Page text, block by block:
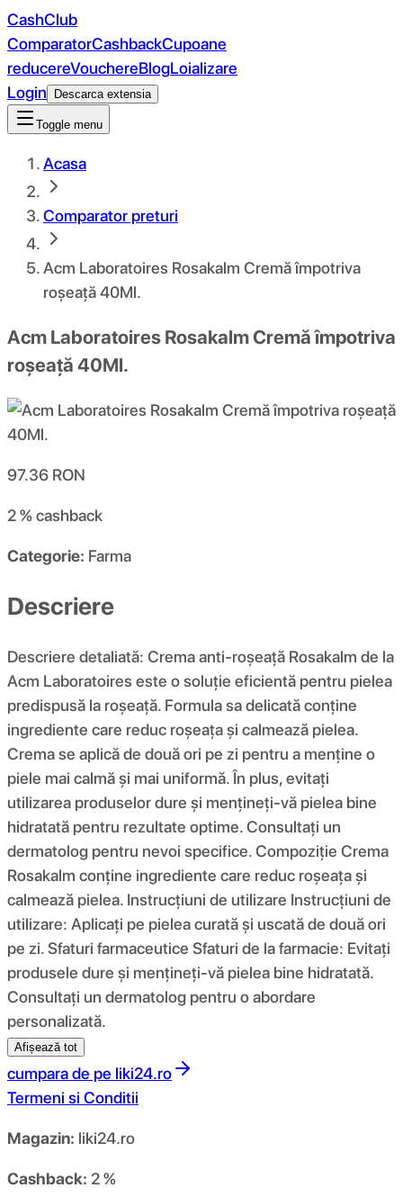
CashClub
ComparatorCashbackCupoane
reducereVouchereBlogLoializare
Login
Descarca extensia
Toggle menu
Acasa
Comparator preturi
Acm Laboratoires Rosakalm Cremă împotriva
roșeață 40Ml.
Acm Laboratoires Rosakalm Cremă împotriva
roșeață 40Ml.
97.36 RON
2 %cashback
Categorie: Farma
Descriere
Descriere detaliată: Crema anti-roșeață Rosakalm de la
Acm Laboratoires este o soluție eficientă pentru pielea
predispusă la roșeață. Formula sa delicată conține
ingrediente care reduc roșeața și calmează pielea.
Crema se aplică de două ori pe zi pentru a menține o
piele mai calmă și mai uniformă. În plus, evitați
utilizarea produselor dure și mențineți-vă pielea bine
hidratată pentru rezultate optime. Consultați un
dermatolog pentru nevoi specifice. Compoziţie Crema
Rosakalm conține ingrediente care reduc roșeața și
calmează pielea. Instrucțiuni de utilizare Instrucțiuni de
utilizare: Aplicați pe pielea curată și uscată de două ori
pe zi. Sfaturi farmaceutice Sfaturi de la farmacie: Evitați
produsele dure și mențineți-vă pielea bine hidratată.
Consultați un dermatolog pentru o abordare
personalizată.
Afișează tot
cumpara de pe liki24.ro
Termeni si Conditii
Magazin: liki24.ro
Cashback: 2 %